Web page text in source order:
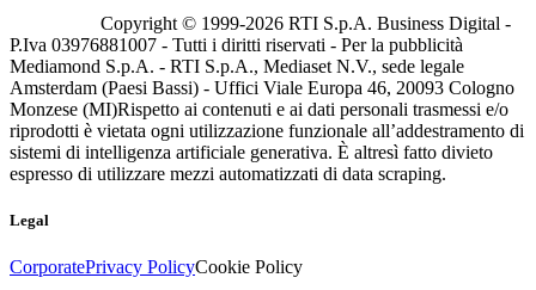
Copyright © 1999-2026 RTI S.p.A. Business Digital -
P.Iva 03976881007 - Tutti i diritti riservati - Per la pubblicità
Mediamond S.p.A. - RTI S.p.A., Mediaset N.V., sede legale
Amsterdam (Paesi Bassi) - Uffici Viale Europa 46, 20093 Cologno
Monzese (MI)Rispetto ai contenuti e ai dati personali trasmessi e/o
riprodotti è vietata ogni utilizzazione funzionale all’addestramento di
sistemi di intelligenza artificiale generativa. È altresì fatto divieto
espresso di utilizzare mezzi automatizzati di data scraping.
Legal
CorporatePrivacy PolicyCookie Policy